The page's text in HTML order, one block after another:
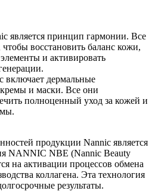
является принцип гармонии. Все
восстановить баланс кожи,
и активировать
включает дермальные
и маски. Все они
полноценный уход за кожей и
продукции Nannic является
NANNIC NBE (Nannic Beauty
на активации процессов обмена
коллагена. Эта технология
результаты.